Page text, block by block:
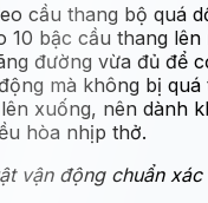
cầu thang bộ quá
10 bậc cầu thang lên
đường vừa đủ để
mà không bị quá
xuống, nên dành
hòa nhịp thở.
vận động chuẩn xác